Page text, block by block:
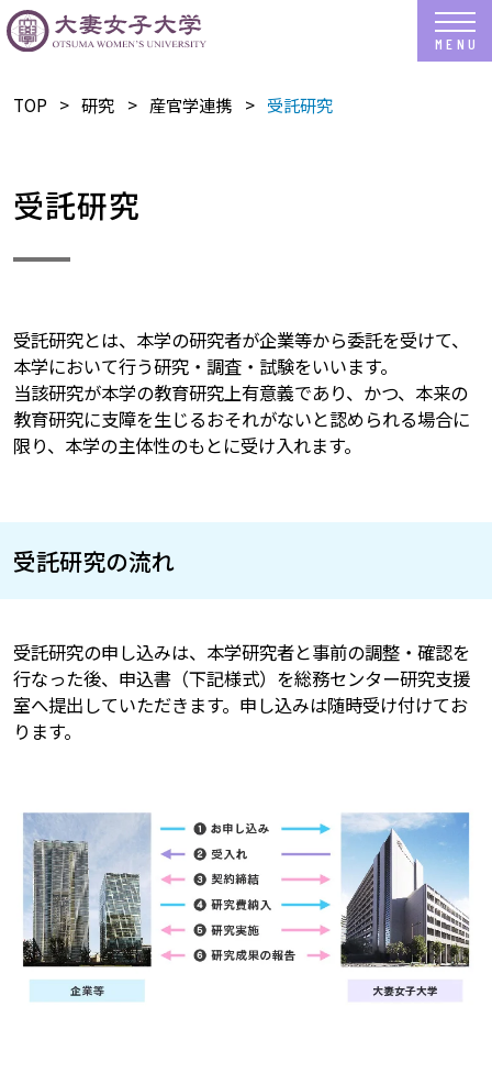
TOP 研究 産官学連携 受託研究
受託研究
受託研究とは、本学の研究者が企業等から委託を受けて、
本学において行う研究・調査・試験をいいます。
当該研究が本学の教育研究上有意義であり、かつ、本来の
教育研究に支障を生じるおそれがないと認められる場合に
限り、本学の主体性のもとに受け入れます。
受託研究の流れ
受託研究の申し込みは、本学研究者と事前の調整・確認を
行なった後、申込書（下記様式）を総務センター研究支援
室へ提出していただきます。申し込みは随時受け付けてお
ります。